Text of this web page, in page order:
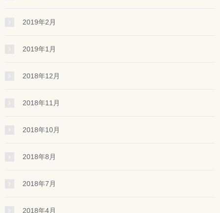
2019年2月
2019年1月
2018年12月
2018年11月
2018年10月
2018年8月
2018年7月
2018年4月